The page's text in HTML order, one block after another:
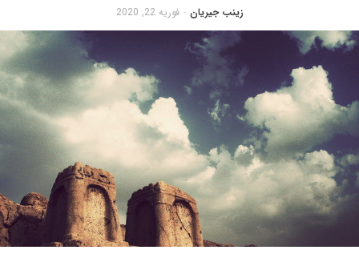
زینب جیریان - فوریه 22, 2020